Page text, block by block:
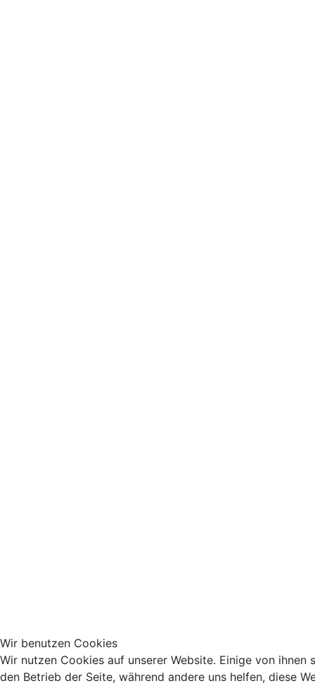
Wir benutzen Cookies
Wir nutzen Cookies auf unserer Website. Einige von ihnen
den Betrieb der Seite, während andere uns helfen, diese